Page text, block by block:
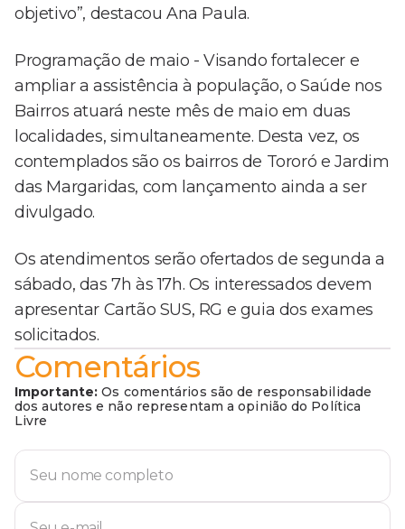
objetivo”, destacou Ana Paula.
Programação de maio - Visando fortalecer e
ampliar a assistência à população, o Saúde nos
Bairros atuará neste mês de maio em duas
localidades, simultaneamente. Desta vez, os
contemplados são os bairros de Tororó e Jardim
das Margaridas, com lançamento ainda a ser
divulgado.
Os atendimentos serão ofertados de segunda a
sábado, das 7h às 17h. Os interessados devem
apresentar Cartão SUS, RG e guia dos exames
solicitados.
Comentários
Importante: Os comentários são de responsabilidade
dos autores e não representam a opinião do Política
Livre